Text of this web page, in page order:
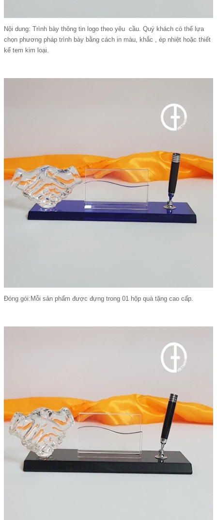
Nội dung: Trình bày thông tin logo theo yêu cầu. Quý khách có thể lựa
chọn phương pháp trình bày bằng cách in màu, khắc , ép nhiệt hoặc thiết
kế tem kim loại.
Đóng gói:Mỗi sản phẩm được đựng trong 01 hộp quà tặng cao cấp.